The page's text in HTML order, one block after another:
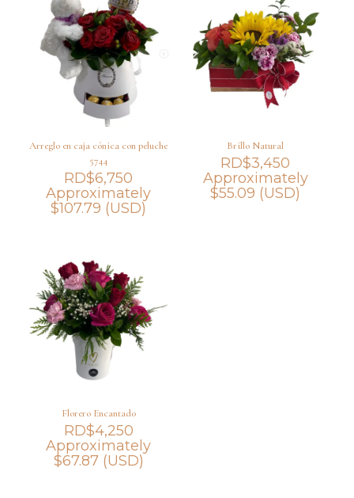
Arreglo en caja cónica con peluche
5744
RD$6,750
Approximately
$107.79 (USD)
Brillo Natural
RD$3,450
Approximately
$55.09 (USD)
Florero Encantado
RD$4,250
Approximately
$67.87(USD)